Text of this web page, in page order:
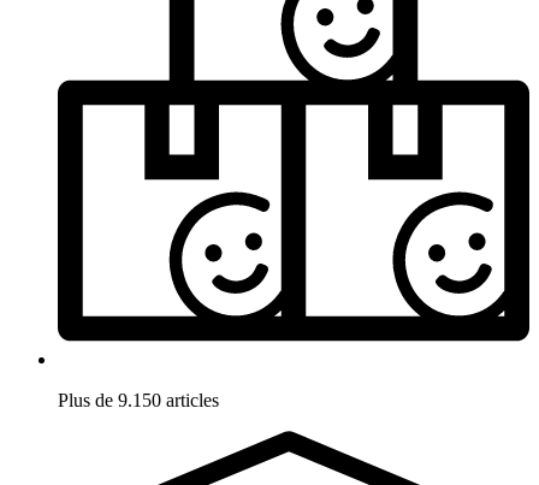
Plus de 9.150 articles